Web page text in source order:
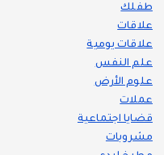
طفلك
علاقات
علاقات يومية
علم النفس
علوم الأرض
عملات
قضايا اجتماعية
مشروبات